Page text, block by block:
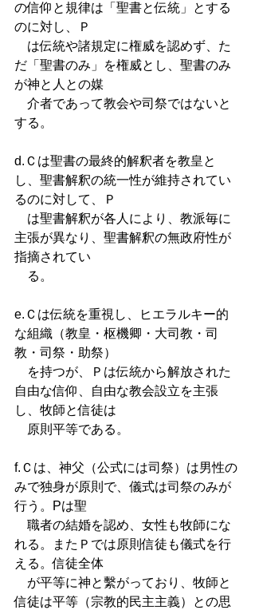
の信仰と規律は「聖書と伝統」とする
のに対し、Ｐ
は伝統や諸規定に権威を認めず、た
だ「聖書のみ」を権威とし、聖書のみ
が神と人との媒
介者であって教会や司祭ではないと
する。
d.Ｃは聖書の最終的解釈者を教皇と
し、聖書解釈の統一性が維持されてい
るのに対して、Ｐ
は聖書解釈が各人により、教派毎に
主張が異なり、聖書解釈の無政府性が
指摘されてい
る。
e.Ｃは伝統を重視し、ヒエラルキー的
な組織（教皇・枢機卿・大司教・司
教・司祭・助祭）
を持つが、Ｐは伝統から解放された
自由な信仰、自由な教会設立を主張
し、牧師と信徒は
原則平等である。
f.Ｃは、神父（公式には司祭）は男性の
みで独身が原則で、儀式は司祭のみが
行う。Pは聖
職者の結婚を認め、女性も牧師にな
れる。またＰでは原則信徒も儀式を行
える。信徒全体
が平等に神と繫がっており、牧師と
信徒は平等（宗教的民主主義）との思